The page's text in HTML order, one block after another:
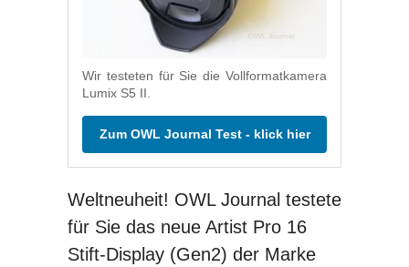
Wir testeten für Sie die Vollformatkamera
Lumix S5 II.
Zum OWL Journal Test - klick hier
Weltneuheit! OWL Journal testete
für Sie das neue Artist Pro 16
Stift-Display (Gen2) der Marke